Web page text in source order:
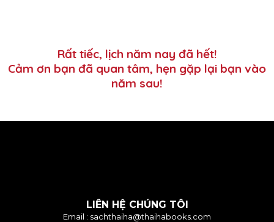
Rất tiếc, lịch năm nay đã hết!
Cảm ơn bạn đã quan tâm, hẹn gặp lại bạn vào
năm sau!
LIÊN HỆ CHÚNG TÔI
Email : sachthaiha@thaihabooks.com